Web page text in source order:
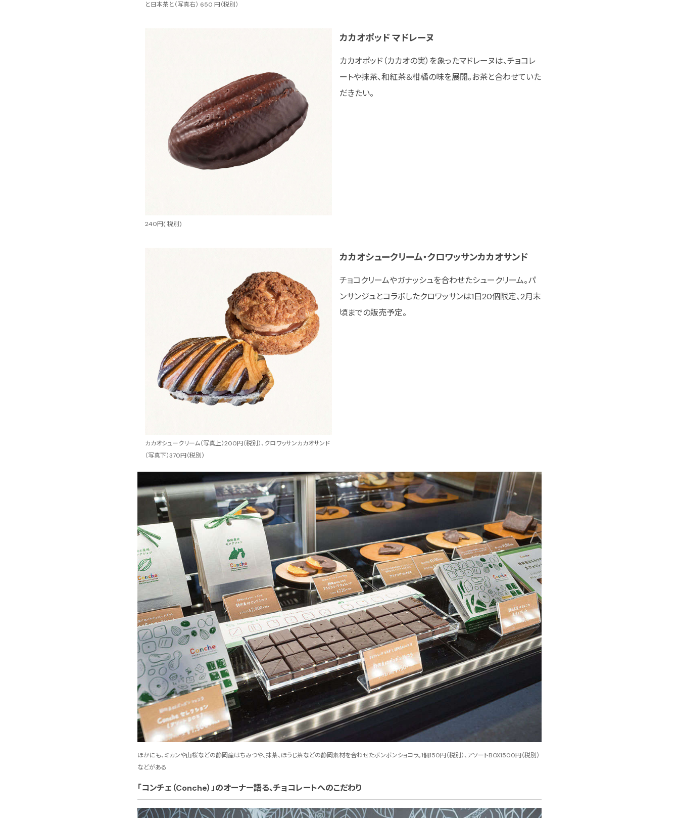
と日本茶と（写真右） 650 円（税別）
240円( 税別)
カカオポッド マドレーヌ
カカオポッド（カカオの実）を象ったマドレーヌは、チョコレ
ートや抹茶、和紅茶＆柑橘の味を展開。お茶と合わせていた
だきたい。
カカオシュークリーム（写真上）200円（税別）、クロワッサンカカオサンド
（写真下）370円（税別）
カカオシュークリーム・クロワッサンカカオサンド
チョコクリームやガナッシュを合わせたシュークリーム。パ
ンサンジュとコラボしたクロワッサンは1日20個限定、2月末
頃までの販売予定。
ほかにも、ミカンや山桜などの静岡産はちみつや、抹茶、ほうじ茶などの静岡素材を合わせたボンボンショコラ。1個150円（税別）、アソートBOX1500円（税別）
などがある
「コンチェ（Conche）」のオーナー語る、チョコレートへのこだわり